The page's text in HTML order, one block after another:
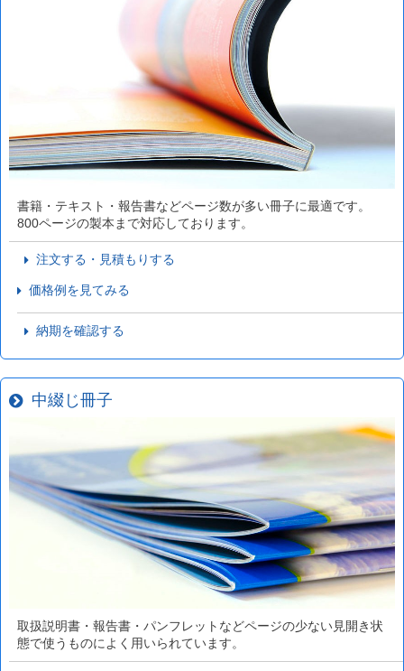
書籍・テキスト・報告書などページ数が多い冊子に最適です。
800ページの製本まで対応しております。
注文する・見積もりする
価格例を見てみる
納期を確認する
中綴じ冊子
取扱説明書・報告書・パンフレットなどページの少ない見開き状
態で使うものによく用いられています。